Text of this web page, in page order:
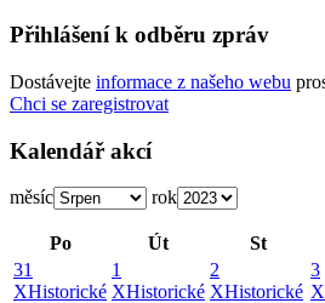
Přihlášení k odběru zpráv
Dostávejte informace z našeho webu
Chci se zaregistrovat
Kalendář akcí
měsíc rok
Po Út St
31
XHistorické
1
XHistorické
2
XHistorické
3
X